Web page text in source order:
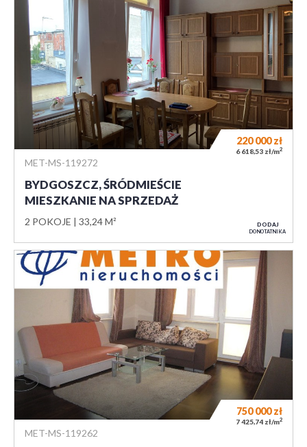
MET-MS-119272
BYDGOSZCZ, ŚRÓDMIEŚCIE
MIESZKANIE NA SPRZEDAŻ
2 POKOJE 33,24 M²
220 000zł
6 618,53 zł/m2
DODAJ
DO NOTATNIKA
MET-MS-119262
750 000zł
7 425,74 zł/m2